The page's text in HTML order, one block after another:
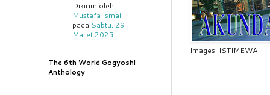
Images: ISTIMEWA
Dikirim oleh
Mustafa Ismail
pada Sabtu, 29
Maret 2025
The 6th World Gogyoshi
Anthology